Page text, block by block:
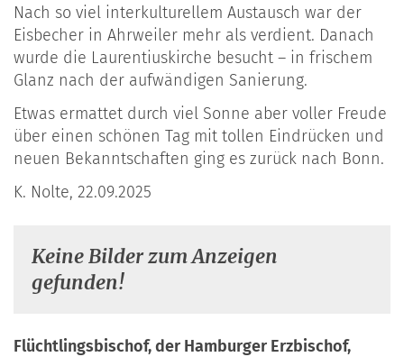
Nach so viel interkulturellem Austausch war der
Eisbecher in Ahrweiler mehr als verdient. Danach
wurde die Laurentiuskirche besucht – in frischem
Glanz nach der aufwändigen Sanierung.
Etwas ermattet durch viel Sonne aber voller Freude
über einen schönen Tag mit tollen Eindrücken und
neuen Bekanntschaften ging es zurück nach Bonn.
K. Nolte, 22.09.2025
Keine Bilder zum Anzeigen
gefunden!
Flüchtlingsbischof, der Hamburger Erzbischof,